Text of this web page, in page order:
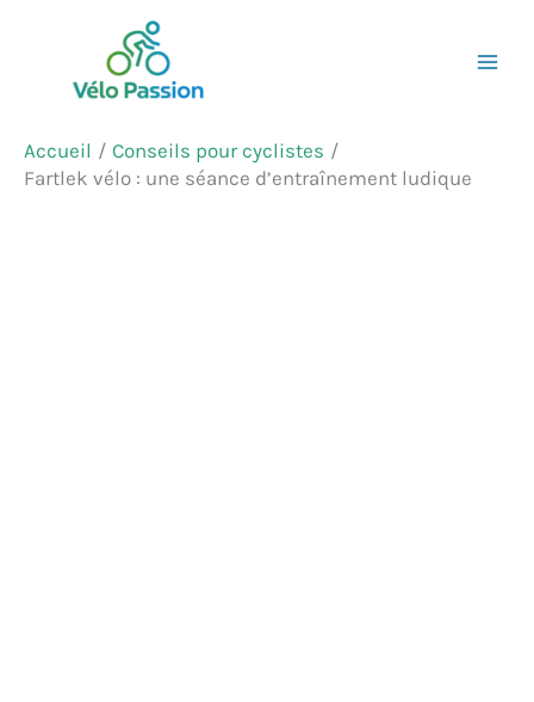
contenu
Accueil
Conseils pour cyclistes
Fartlek vélo : une séance d’entraînement ludique